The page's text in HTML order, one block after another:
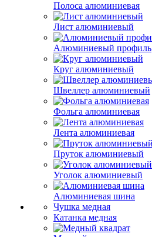
Полоса алюминиевая
Лист алюминиевый
Алюминиевый профиль
Круг алюминиевый
Швеллер алюминиевый
Фольга алюминиевая
Лента алюминиевая
Пруток алюминиевый
Уголок алюминиевый
Алюминиевая шина
Чушка медная
Катанка медная